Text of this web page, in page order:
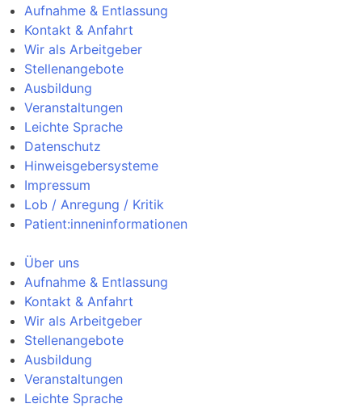
Aufnahme & Entlassung
Kontakt & Anfahrt
Wir als Arbeitgeber
Stellenangebote
Ausbildung
Veranstaltungen
Leichte Sprache
Datenschutz
Hinweisgebersysteme
Impressum
Lob / Anregung / Kritik
Patient:inneninformationen
Über uns
Aufnahme & Entlassung
Kontakt & Anfahrt
Wir als Arbeitgeber
Stellenangebote
Ausbildung
Veranstaltungen
Leichte Sprache